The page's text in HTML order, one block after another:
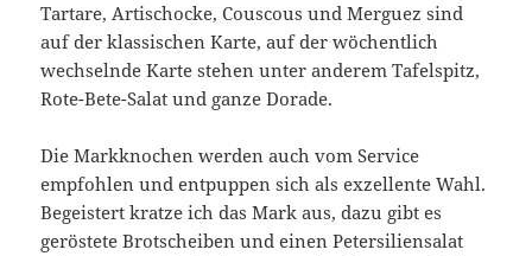
Tartare, Artischocke, Couscous und Merguez sind
auf der klassischen Karte, auf der wöchentlich
wechselnde Karte stehen unter anderem Tafelspitz,
Rote-Bete-Salat und ganze Dorade.
Die Markknochen werden auch vom Service
empfohlen und entpuppen sich als exzellente Wahl.
Begeistert kratze ich das Mark aus, dazu gibt es
geröstete Brotscheiben und einen Petersiliensalat